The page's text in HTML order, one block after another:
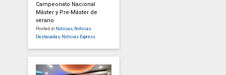
Campeonato Nacional
Máster y Pre-Máster de
verano
Posted in Noticias Noticias
Destacadas Noticias Express